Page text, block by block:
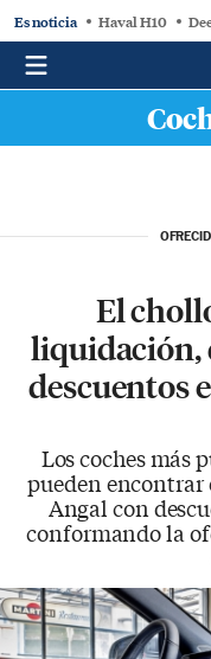
Es noticia Haval H10
El
liquidación,
descuentos
Los coches más
pueden encontrar
Angal con
conformando la